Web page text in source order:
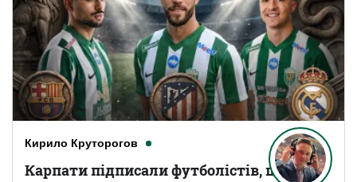
Кирило Круторогов
Карпати підписали футболістів, що